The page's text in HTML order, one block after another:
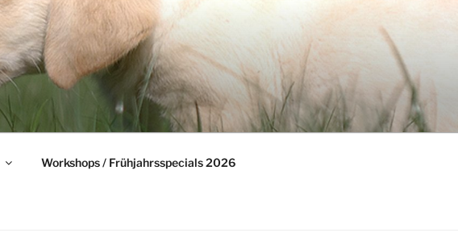
Workshops / Frühjahrsspecials 2026